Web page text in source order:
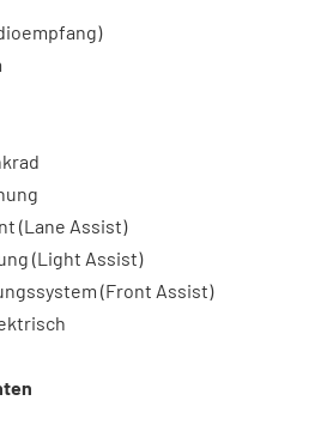
(Lane Assist)
(Light Assist)
(Front Assist)